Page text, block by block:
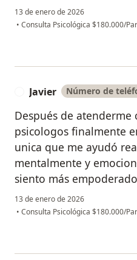
13 de enero de 2026
• Consulta Psicológica $180.000/
Javier Número de
Después de atenderme
psicologos finalmente
unica que me ayudó
mentalmente y
siento más
13 de enero de 2026
• Consulta Psicológica $180.000/